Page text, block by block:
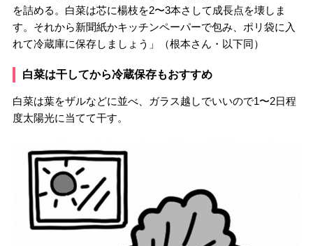
を詰める。白菜は芯に楊枝を2〜3本さして成長点を壊しま
す。それから新聞紙かキッチンペーパーで包み、ポリ袋に入
れて冷蔵庫に保存しましょう」（根本さん・以下同）
白菜は干してから冷蔵保存もおすすめ
白菜は葉をザルなどに並べ、ガラス越しでいいので1〜2日程
度太陽光に当てて干す。